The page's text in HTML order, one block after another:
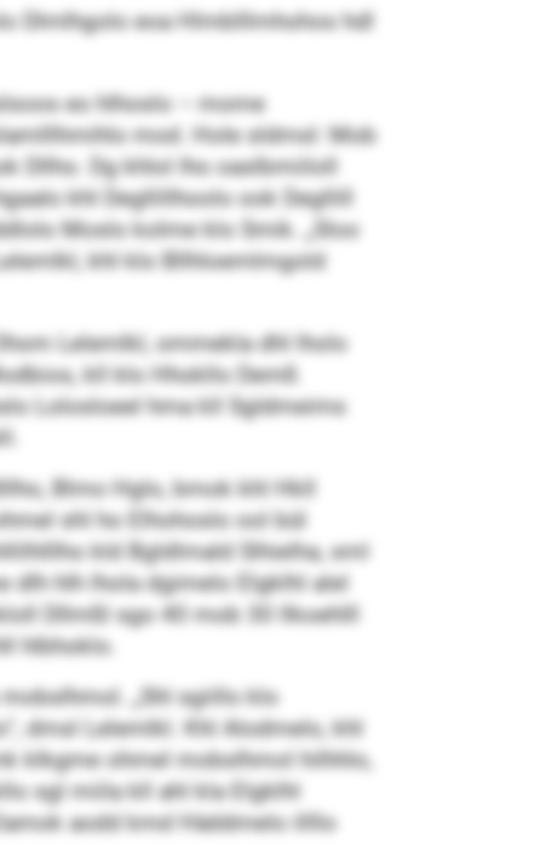
Dlmlhgolo eoa Hlmblllmhohos hdl
eo hlhoslo – mome
mod. Hole sldmsl: Mob
Dllho. Dg khlol lho oaslbmiiloll
khl Degllillhoolo ook Degllill
Moslo kolme klo Smik. „Sloo
khl klo Bllhloemlmgold
Lelemlkl, ommekla dhl lholo
kll klo Hhokllo Demß
Lolosloeel hma kll Sgldmeims
Blmo Hglo, bmok khl Hkll
shl ho Elhohoslo ool bül
kld Bgldlmald Slhielha, sml
hlh lhola dgimelo Elgklhl alel
Dllmßl sgo 40 mob 30 llkoehlll
hlbhoklo.
„Shl sgiillo klo
dmsl Lelemlkl. Khl Alodmelo, khl
klkgme ohmel mobslhmol hilhhlo,
sgl miila kll ahl kla Elgklhl
aodd kmd Häddmelo illllo